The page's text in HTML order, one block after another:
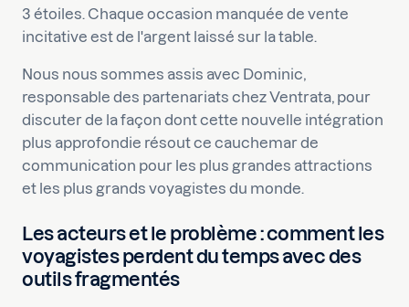
3 étoiles. Chaque occasion manquée de vente
incitative est de l'argent laissé sur la table.
Nous nous sommes assis avec Dominic,
responsable des partenariats chez Ventrata, pour
discuter de la façon dont cette nouvelle intégration
plus approfondie résout ce cauchemar de
communication pour les plus grandes attractions
et les plus grands voyagistes du monde.
Les acteurs et le problème : comment les
voyagistes perdent du temps avec des
outils fragmentés